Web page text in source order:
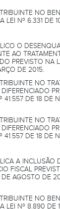
NO
LEI Nº 6.331 DE
O
AO
PREVISTO NA
DE 2015.
NO
41.557 DE 18 DE
NO
41.557 DE 18 DE
A INCLUSÃO
FISCAL
AGOSTO DE
NO
LEI Nº 8.890 DE